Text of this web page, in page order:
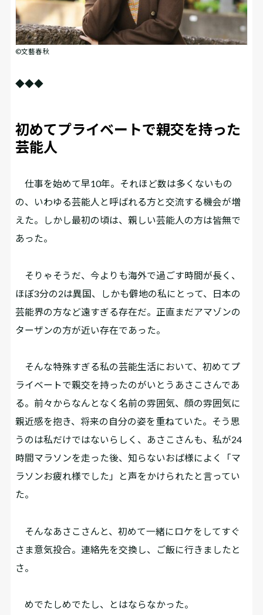
©文藝春秋
◆◆◆
初めてプライベートで親交を持った
芸能人
仕事を始めて早10年。それほど数は多くないもの
の、いわゆる芸能人と呼ばれる方と交流する機会が増
えた。しかし最初の頃は、親しい芸能人の方は皆無で
あった。
そりゃそうだ、今よりも海外で過ごす時間が長く、
ほぼ3分の2は異国、しかも僻地の私にとって、日本の
芸能界の方など遠すぎる存在だ。正直まだアマゾンの
ターザンの方が近い存在であった。
そんな特殊すぎる私の芸能生活において、初めてプ
ライベートで親交を持ったのがいとうあさこさんであ
る。前々からなんとなく名前の雰囲気、顔の雰囲気に
親近感を抱き、将来の自分の姿を重ねていた。そう思
うのは私だけではないらしく、あさこさんも、私が24
時間マラソンを走った後、知らないおば様によく「マ
ラソンお疲れ様でした」と声をかけられたと言ってい
た。
そんなあさこさんと、初めて一緒にロケをしてすぐ
さま意気投合。連絡先を交換し、ご飯に行きましたと
さ。
めでたしめでたし、とはならなかった。